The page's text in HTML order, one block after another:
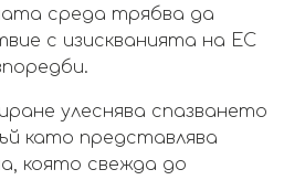
среда трябва да
с изискванията на ЕС
улеснява спазването
като представлява
която свежда до